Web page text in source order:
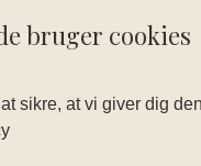
bruger cookies
sikre, at vi giver dig